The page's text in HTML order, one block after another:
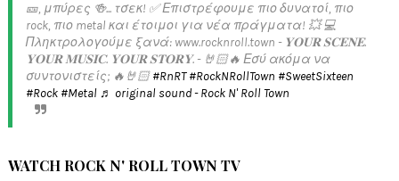
🎫, μπύρες 🍻... τσεκ! ✅️ Επιστρέφουμε πιο δυνατοί, πιο
rock, πιο metal και έτοιμοι για νέα πράγματα! 💥 💻
Πληκτρολογούμε ξανά: www.rocknroll.town - 𝐘𝐎𝐔𝐑 𝐒𝐂𝐄𝐍𝐄.
𝐘𝐎𝐔𝐑 𝐌𝐔𝐒𝐈𝐂. 𝐘𝐎𝐔𝐑 𝐒𝐓𝐎𝐑𝐘. - 🤘🏻🔥 Εσύ ακόμα να
συντονιστείς; 🔥🤘🏻#RnRT #RockNRollTown #SweetSixteen
#Rock #Metal ♬ original sound - Rock N' Roll Town
WATCH ROCK N' ROLL TOWN TV